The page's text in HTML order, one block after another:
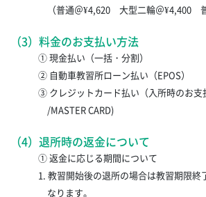
（普通＠¥4,620 大型二輪＠¥4,400
（3）料金のお支払い方法
① 現金払い（一括・分割）
② 自動車教習所ローン払い（EPOS）
③ クレジットカード払い（入所時のお支
/MASTER CARD)
（4）退所時の返金について
① 返金に応じる期間について
1. 教習開始後の退所の場合は教習期限終
なります。